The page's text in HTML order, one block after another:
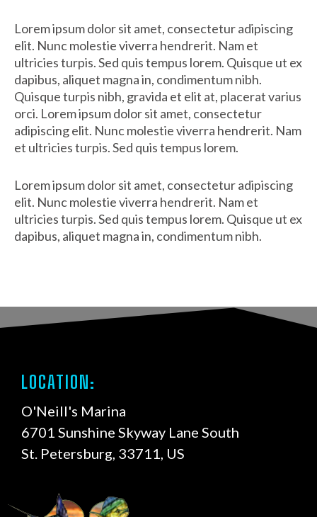
Lorem ipsum dolor sit amet, consectetur adipiscing
elit. Nunc molestie viverra hendrerit. Nam et
ultricies turpis. Sed quis tempus lorem. Quisque ut ex
dapibus, aliquet magna in, condimentum nibh.
Quisque turpis nibh, gravida et elit at, placerat varius
orci. Lorem ipsum dolor sit amet, consectetur
adipiscing elit. Nunc molestie viverra hendrerit. Nam
et ultricies turpis. Sed quis tempus lorem.
Lorem ipsum dolor sit amet, consectetur adipiscing
elit. Nunc molestie viverra hendrerit. Nam et
ultricies turpis. Sed quis tempus lorem. Quisque ut ex
dapibus, aliquet magna in, condimentum nibh.
LOCATION:
O'Neill's Marina
6701 Sunshine Skyway Lane South
St. Petersburg, 33711, US